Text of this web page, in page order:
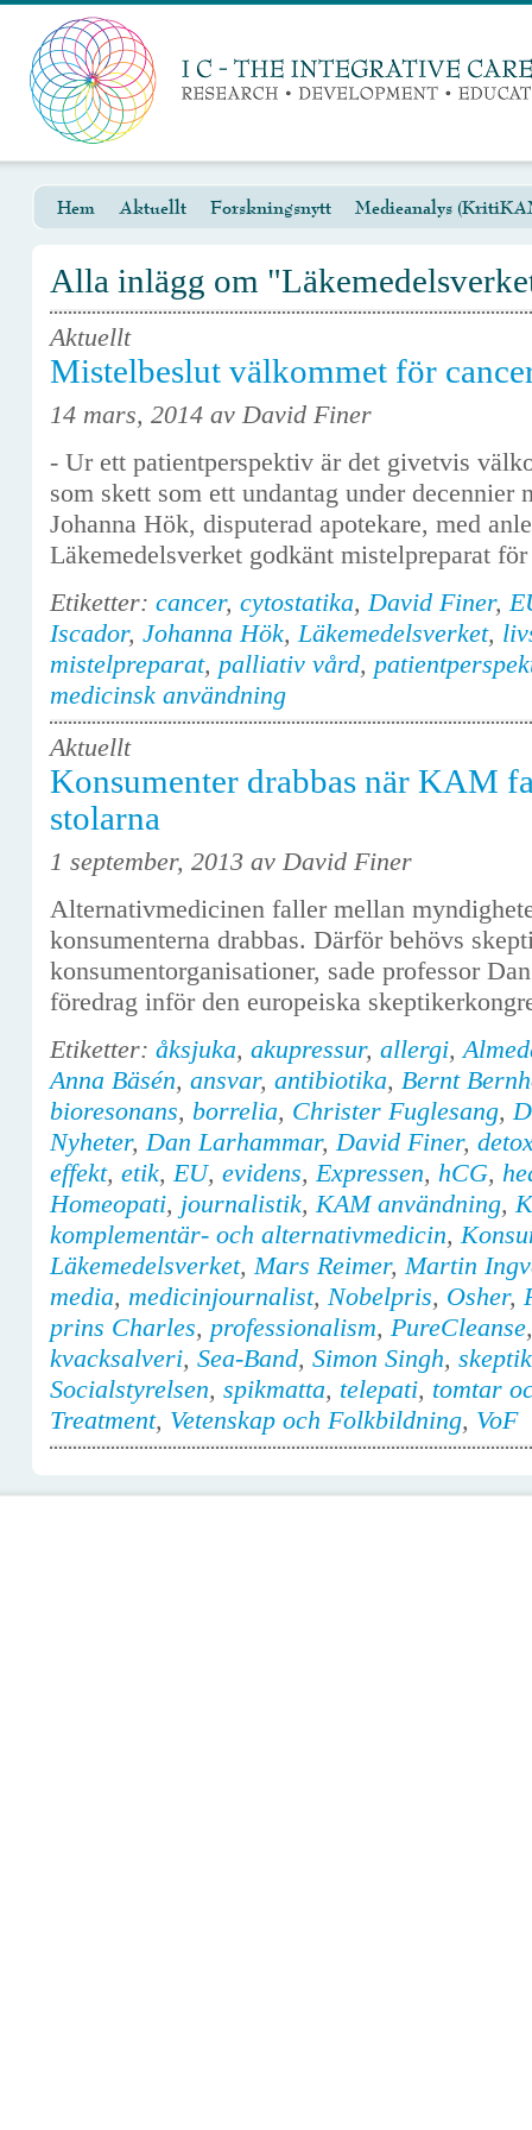
Hem Aktuellt Forskningsnytt Medieanalys
Alla inlägg om
Aktuellt
Mistelbeslut välkommet för
14 mars, 2014 av David Finer
- Ur ett patientperspektiv är det givetvis
som skett som ett undantag under decennier
Johanna Hök, disputerad apotekare, med
Läkemedelsverket godkänt mistelpreparat
Etiketter: cancer, cytostatika,David Finer,
Iscador, Johanna Hök,Läkemedelsverket,
mistelpreparat, palliativ vård,
medicinsk användning
Aktuellt
Konsumenter drabbas när KAM
stolarna
1 september, 2013 av David Finer
Alternativmedicinen faller mellan
konsumenterna drabbas. Därför behövs
konsumentorganisationer, sade professor
föredrag inför den europeiska
Etiketter: åksjuka, akupressur, allergi,
Anna Bäsén, ansvar, antibiotika, Bernt
bioresonans, borrelia, Christer Fuglesang,
Nyheter,Dan Larhammar,David Finer,
effekt, etik,EU, evidens,Expressen, hCG,
Homeopati, journalistik,KAM användning,
komplementär- och alternativmedicin,
Läkemedelsverket,Mars Reimer,Martin
media, medicinjournalist, Nobelpris, Osher,
prins Charles, professionalism, PureCleanse
kvacksalveri, Sea-Band, Simon Singh,
Socialstyrelsen, spikmatta, telepati, tomtar
Treatment, Vetenskap och Folkbildning, VoF